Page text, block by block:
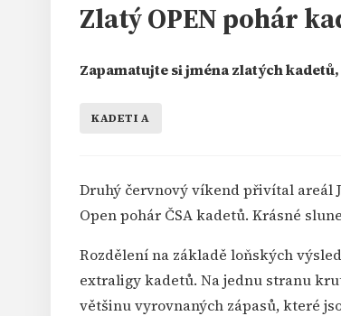
Zlatý OPEN pohár
Zapamatujte si jména zlatých
KADETI A
Druhý červnový víkend přivítal areál
Open pohár ČSA kadetů. Krásné
Rozdělení na základě loňských
extraligy kadetů. Na jednu stranu
většinu vyrovnaných zápasů, které